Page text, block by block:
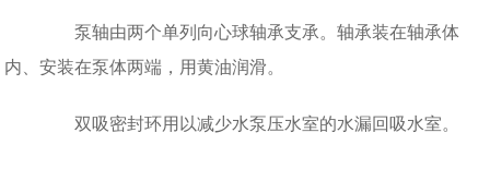
泵轴由两个单列向心球轴承支承。轴承装在轴承体
内、安装在泵体两端，用黄油润滑。
双吸密封环用以减少水泵压水室的水漏回吸水室。